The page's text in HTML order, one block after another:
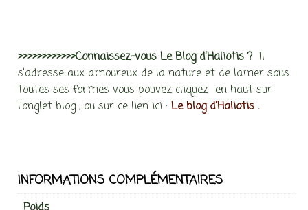
>>>>>>>>>>>>Connaissez-vous Le Blog d’Haliotis ?Il
s’adresse aux amoureux de la nature et de lamer sous
toutes ses formes vous pouvez cliquez en haut sur
l’onglet blog , ou sur ce lien ici : Le blog d’Haliotis .
INFORMATIONS COMPLÉMENTAIRES